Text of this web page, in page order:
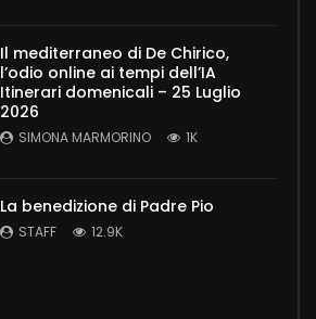
Il mediterraneo di De Chirico,
l’odio online ai tempi dell’IA
Itinerari domenicali – 25 Luglio
2026
SIMONA MARMORINO 1K
La benedizione di Padre Pio
STAFF 12.9K